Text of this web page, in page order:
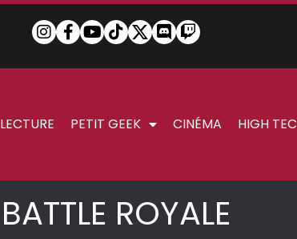
LECTURE PETIT GEEK CINÉMA HIGH
BATTLE ROYALE